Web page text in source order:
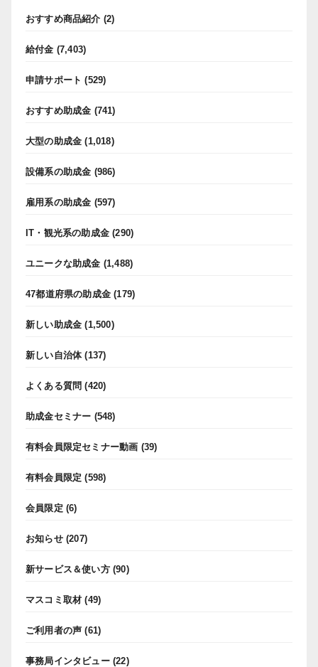
おすすめ商品紹介 (2)
給付金 (7,403)
申請サポート (529)
おすすめ助成金 (741)
大型の助成金 (1,018)
設備系の助成金 (986)
雇用系の助成金 (597)
IT・観光系の助成金 (290)
ユニークな助成金 (1,488)
47都道府県の助成金 (179)
新しい助成金 (1,500)
新しい自治体(137)
よくある質問 (420)
助成金セミナー (548)
有料会員限定セミナー動画 (39)
有料会員限定 (598)
会員限定 (6)
お知らせ(207)
新サービス＆使い方(90)
マスコミ取材 (49)
ご利用者の声 (61)
事務局インタビュー(22)